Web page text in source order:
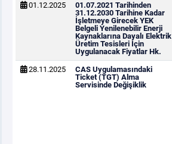
01.12.2025
01.07.2021 Tarihinden
31.12.2030 Tarihine Kadar
İşletmeye Girecek YEK
Belgeli Yenilenebilir Enerji
Kaynaklarına Dayalı Elektrik
Üretim Tesisleri İçin
Uygulanacak Fiyatlar Hk.
28.11.2025
CAS Uygulamasındaki
Ticket (TGT) Alma
Servisinde Değişiklik